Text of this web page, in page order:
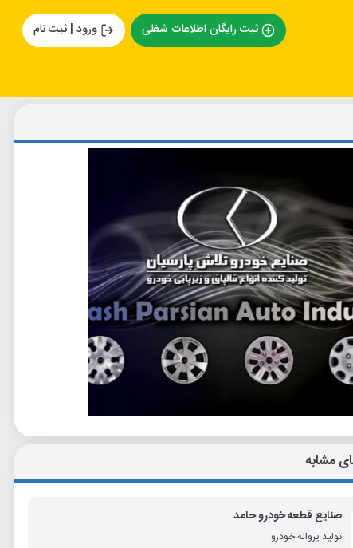
ثبت رایگان اطلاعات شغلی ورود | ثبت نام
مشابه
صنایع قطعه خودرو حامد
تولید پروانه خودرو